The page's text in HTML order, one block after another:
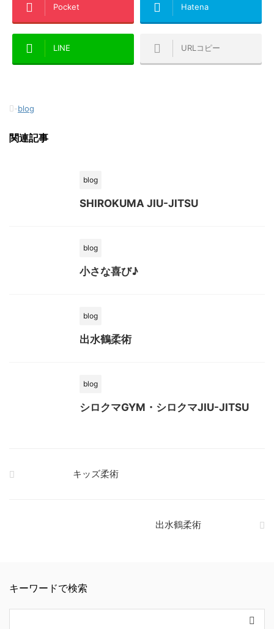
Pocket Hatena
LINE URLコピー
-blog
関連記事
blog
SHIROKUMA JIU-JITSU
blog
小さな喜び♪
blog
出水鶴柔術
blog
シロクマGYM・シロクマJIU-JITSU
キッズ柔術
出水鶴柔術
キーワードで検索